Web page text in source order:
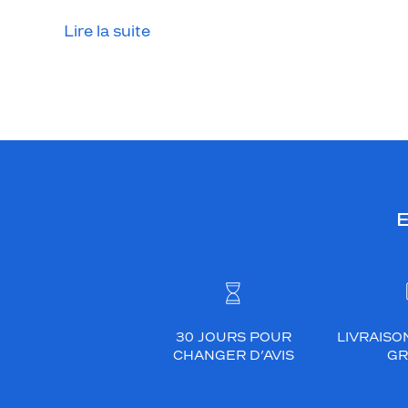
Lire la suite
30 JOURS POUR
CHANGER D’AVIS